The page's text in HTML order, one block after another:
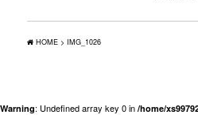
HOME >IMG_1026
Warning: Undefined array key 0 in /home/